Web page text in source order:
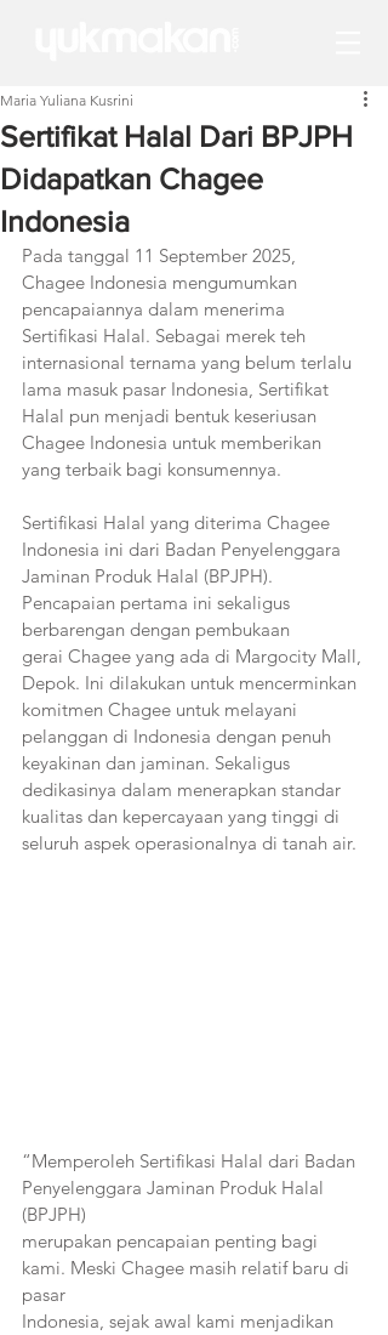
Sertifikat Halal Dari BPJPH
Didapatkan Chagee
Indonesia
Maria Yuliana Kusrini
Pada tanggal 11 September 2025,
Chagee Indonesia mengumumkan
pencapaiannya dalam menerima
Sertifikasi Halal. Sebagai merek teh
internasional ternama yang belum terlalu
lama masuk pasar Indonesia, Sertifikat
Halal pun menjadi bentuk keseriusan
Chagee Indonesia untuk memberikan
yang terbaik bagi konsumennya.
Sertifikasi Halal yang diterima Chagee
Indonesia ini dari Badan Penyelenggara
Jaminan Produk Halal (BPJPH).
Pencapaian pertama ini sekaligus
berbarengan dengan pembukaan
gerai Chagee yang ada di Margocity Mall,
Depok. Ini dilakukan untuk mencerminkan
komitmen Chagee untuk melayani
pelanggan di Indonesia dengan penuh
keyakinan dan jaminan. Sekaligus
dedikasinya dalam menerapkan standar
kualitas dan kepercayaan yang tinggi di
seluruh aspek operasionalnya di tanah air.
“Memperoleh Sertifikasi Halal dari Badan
Penyelenggara Jaminan Produk Halal
(BPJPH)
merupakan pencapaian penting bagi
kami. Meski Chagee masih relatif baru di
pasar
Indonesia, sejak awal kami menjadikan